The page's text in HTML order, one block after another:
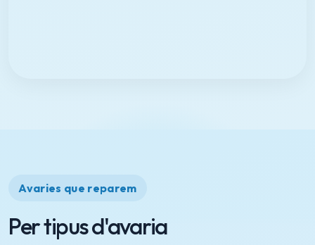
Avaries que reparem
Per tipus d'avaria